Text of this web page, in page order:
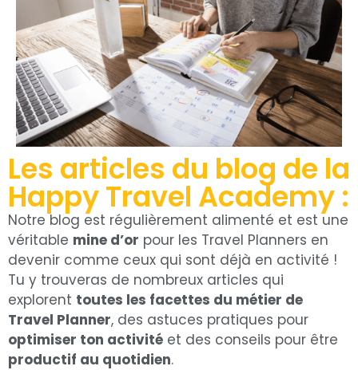
Les articles du blog de la
Happy Travel Academy :
Notre blog est régulièrement alimenté et est une
véritable mine d’or pour les Travel Planners en
devenir comme ceux qui sont déjà en activité !
Tu y trouveras de nombreux articles qui
explorent toutes les facettes du métier de
Travel Planner, des astuces pratiques pour
optimiser ton activité et des conseils pour être
productif au quotidien.